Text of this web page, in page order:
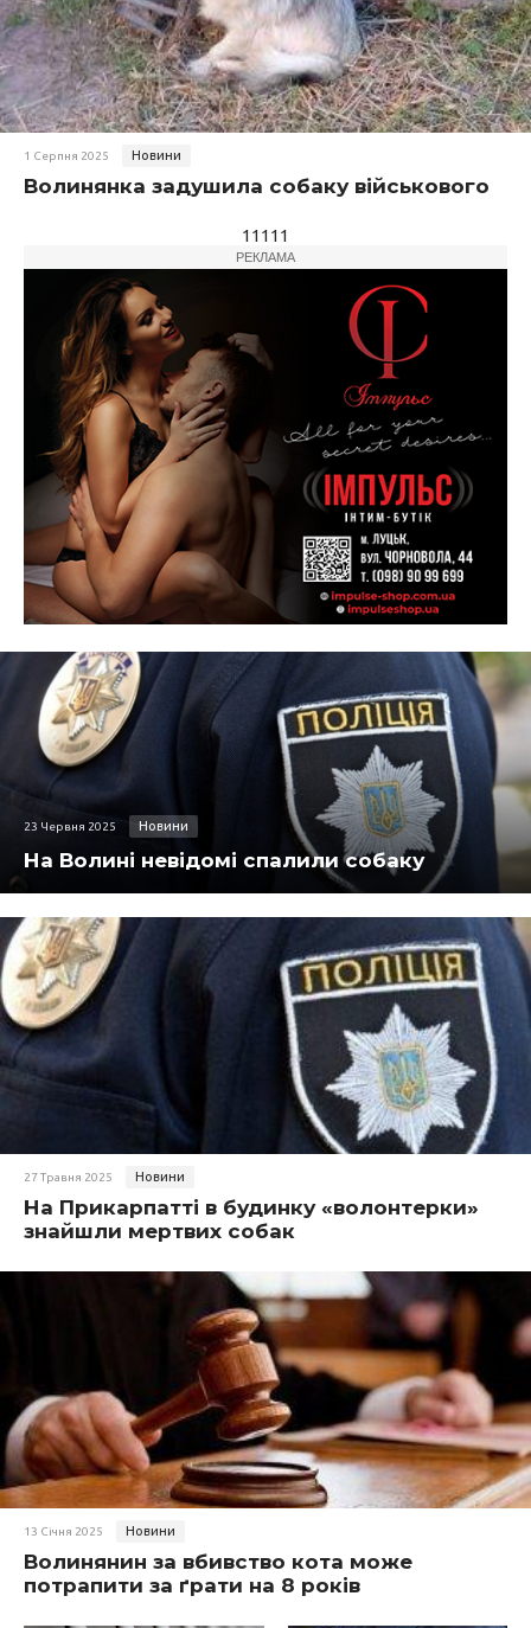
1 Серпня 2025 Новини
Волинянка задушила собаку військового
11111
РЕКЛАМА
23 Червня 2025 Новини
На Волині невідомі спалили собаку
27 Травня 2025 Новини
На Прикарпатті в будинку «волонтерки»
знайшли мертвих собак
13 Січня 2025 Новини
Волинянин за вбивство кота може
потрапити за ґрати на 8 років